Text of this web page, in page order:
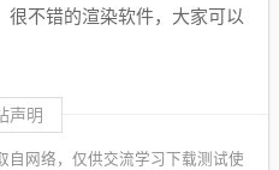
很不错的渲染软件，大家可以
声明
自网络，仅供交流学习下载测试使